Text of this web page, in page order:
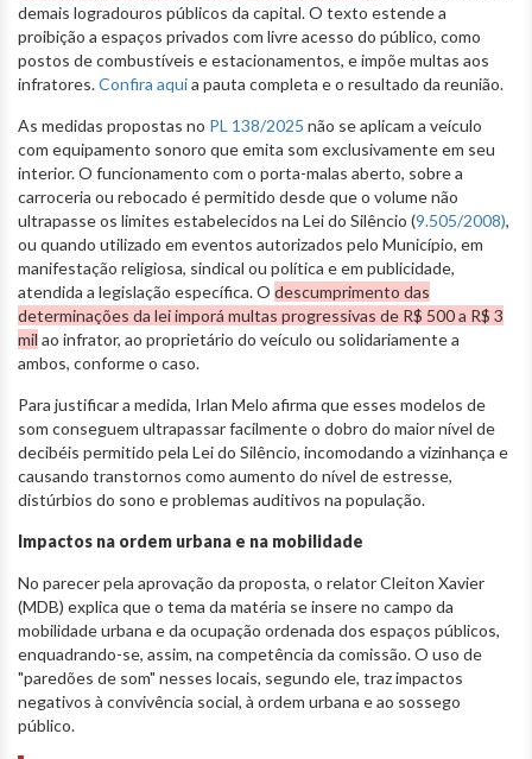
demais logradouros públicos da capital. O texto estende a
proibição a espaços privados com livre acesso do público, como
postos de combustíveis e estacionamentos, e impõe multas aos
infratores.Confira aquia pauta completa e o resultado da reunião.
As medidas propostas no PL 138/2025 não se aplicam a veículo
com equipamento sonoro que emita som exclusivamente em seu
interior. O funcionamento com o porta-malas aberto, sobre a
carroceria ou rebocado é permitido desde que o volume não
ultrapasse os limites estabelecidos na Lei do Silêncio (9.505/2008),
ou quando utilizado em eventos autorizados pelo Município, em
manifestação religiosa, sindical ou política e em publicidade,
atendida a legislação específica. O descumprimento das
determinações da lei imporá multas progressivas de R$ 500 a R$ 3
mil ao infrator, ao proprietário do veículo ou solidariamente a
ambos, conforme o caso.
Para justificar a medida, Irlan Melo afirma que esses modelos de
som conseguem ultrapassar facilmente o dobro do maior nível de
decibéis permitido pela Lei do Silêncio, incomodando a vizinhança e
causando transtornos como aumento do nível de estresse,
distúrbios do sono e problemas auditivos na população.
Impactos na ordem urbana e na mobilidade
No parecer pela aprovação da proposta, o relator Cleiton Xavier
(MDB) explica que o tema da matéria se insere no campo da
mobilidade urbana e da ocupação ordenada dos espaços públicos,
enquadrando-se, assim, na competência da comissão. O uso de
"paredões de som" nesses locais, segundo ele, traz impactos
negativos à convivência social, à ordem urbana e ao sossego
público.